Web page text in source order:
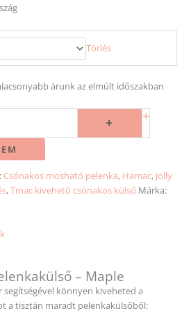
Törlés
árunk az elmúlt időszakban
+ +
Csónakos mosható pelenka, Hamac, Jolly
,Tmac kivehető csónakos külső Márka:
– Maple
segítségével könnyen kiveheted a
a tisztán maradt pelenkakülsőből: